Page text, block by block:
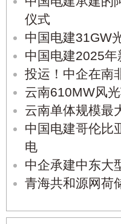
仪式
中国电建31GW
中国电建2025
投运！中企在南
云南610MW风
云南单体规模最
中国电建哥伦比
电
中企承建中东大
青海共和源网荷